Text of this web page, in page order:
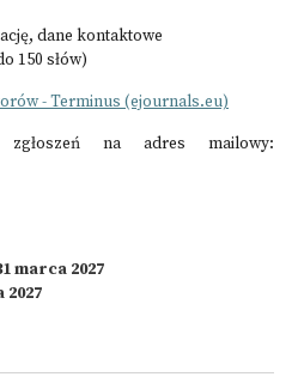
dane kontaktowe
150 słów)
- Terminus (ejournals.eu)
na adres mailowy:
marca 2027
2027